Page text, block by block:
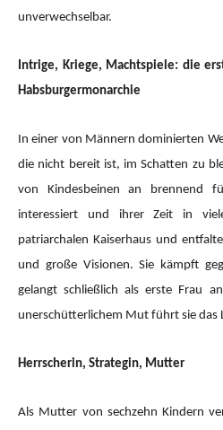
unverwechselbar.
Intrige, Kriege, Machtspiele: die
Habsburgermonarchie
In einer von Männern dominierten
die nicht bereit ist, im Schatten zu
von Kindesbeinen an brennend
interessiert und ihrer Zeit in
patriarchalen Kaiserhaus und
und große Visionen. Sie kämpft
gelangt schließlich als erste Frau
unerschütterlichem Mut führt sie das
Herrscherin, Strategin, Mutter
Als Mutter von sechzehn Kindern